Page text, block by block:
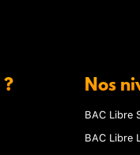
? Nos
BAC Libre
BAC Libre